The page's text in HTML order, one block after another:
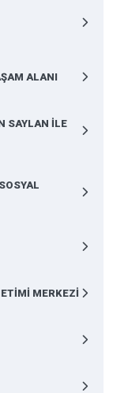
ALANI
SAYLAN İLE
MERKEZİ